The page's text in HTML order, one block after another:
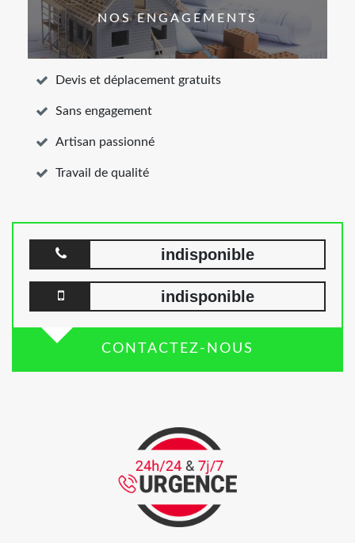
NOS ENGAGEMENTS
Devis et déplacement gratuits
Sans engagement
Artisan passionné
Travail de qualité
indisponible
indisponible
CONTACTEZ-NOUS